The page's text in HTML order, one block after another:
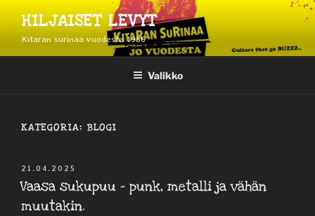
sisältöönHILJAISET LEVYT
Kitaran surinaa vuodesta 1986
Valikko
KATEGORIA: BLOGI
JULKAISTU
21.04.2025
Vaasa sukupuu – punk, metalli ja vähän
muutakin.